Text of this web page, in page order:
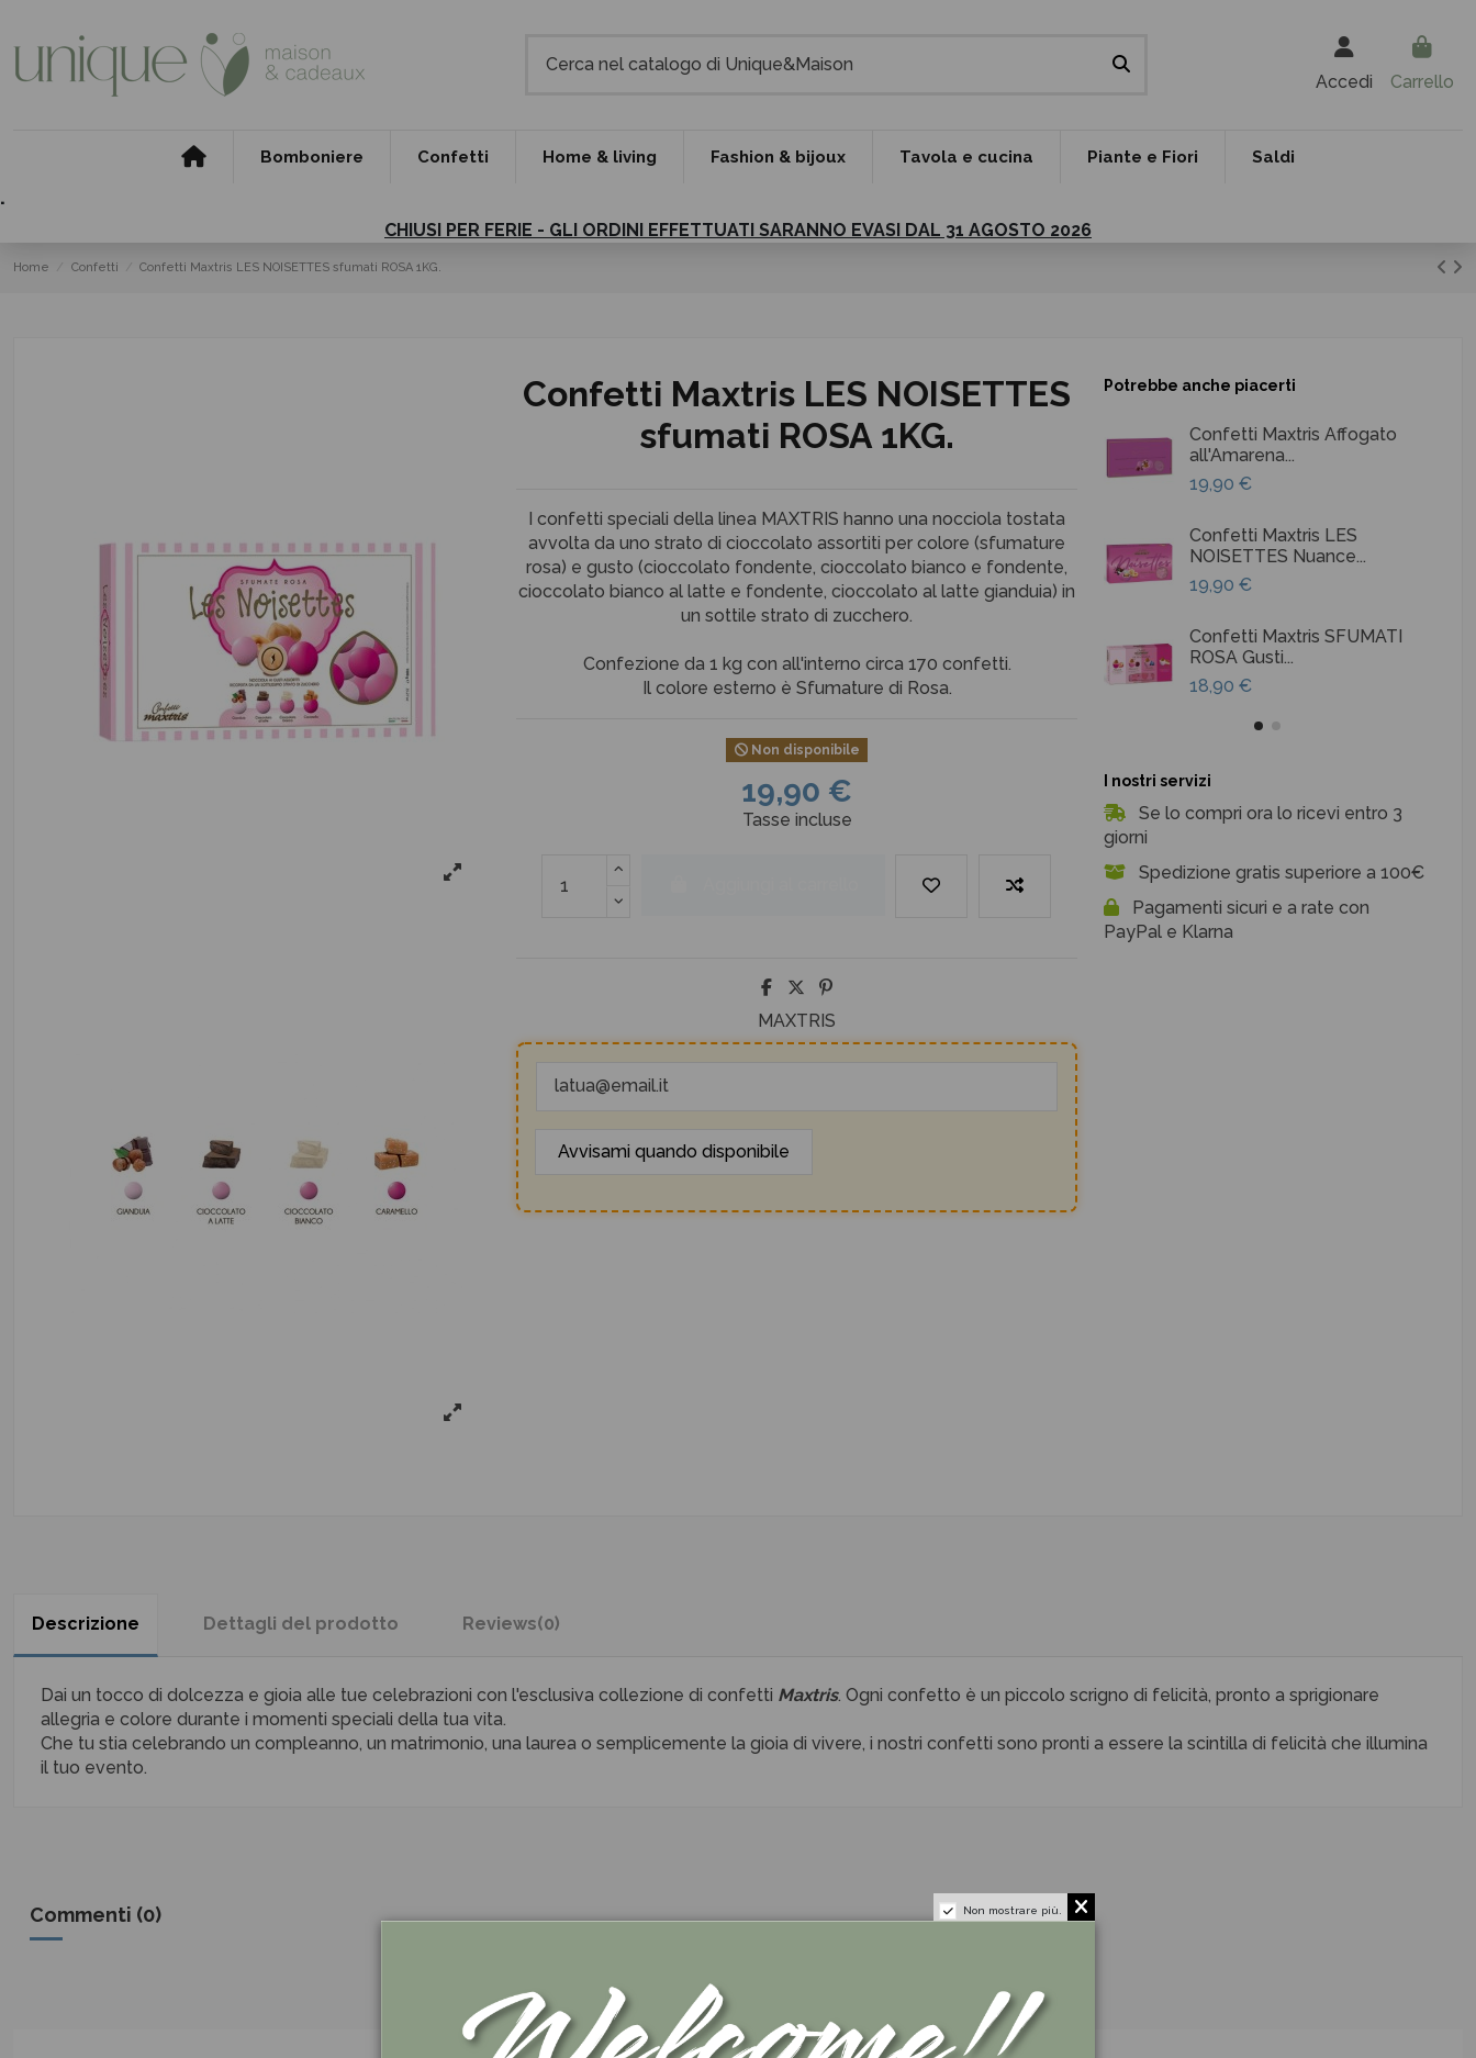
Accedi Carrello
Bomboniere Confetti Home & living Fashion & bijoux Tavola e cucina Piante e Fiori Saldi
.
CHIUSI PER FERIE - GLI ORDINI EFFETTUATI SARANNO EVASI DAL 31 AGOSTO 2026
Home Confetti Confetti Maxtris LES NOISETTES sfumati ROSA 1KG.
Confetti Maxtris LES NOISETTES
sfumati ROSA 1KG.
I confetti speciali della linea MAXTRIS hanno una nocciola tostata
avvolta da uno strato di cioccolato assortiti per colore (sfumature
rosa) e gusto (cioccolato fondente, cioccolato bianco e fondente,
cioccolato bianco al latte e fondente, cioccolato al latte gianduia) in
un sottile strato di zucchero.
Confezione da 1 kg con all'interno circa 170 confetti.
Il colore esterno è Sfumature di Rosa.
Non disponibile
19,90 €
Tasse incluse
MAXTRIS
Potrebbe anche piacerti
Confetti Maxtris Affogato
all'Amarena...
19,90 €
Confetti Maxtris LES
NOISETTES Nuance...
19,90 €
Confetti Maxtris SFUMATI
ROSA Gusti...
18,90 €
I nostri servizi
Se lo compri ora lo ricevi entro 3
giorni
Spedizione gratis superiore a 100€
Pagamenti sicuri e a rate con
PayPal e Klarna
Descrizione Dettagli del prodotto Reviews(0)
Dai un tocco di dolcezza e gioia alle tue celebrazioni con l'esclusiva collezione di confetti Maxtris. Ogni confetto è un piccolo scrigno di felicità, pronto a sprigionare
allegria e colore durante i momenti speciali della tua vita.
Che tu stia celebrando un compleanno, un matrimonio, una laurea o semplicemente la gioia di vivere, i nostri confetti sono pronti a essere la scintilla di felicità che illumina
il tuo evento.
Commenti (0) Non mostrare più.